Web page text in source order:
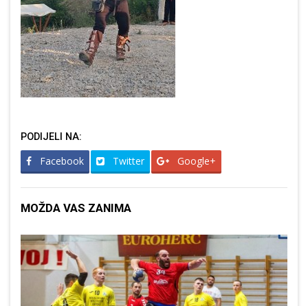
PODIJELI NA:
Facebook Twitter Google+
MOŽDA VAS ZANIMA